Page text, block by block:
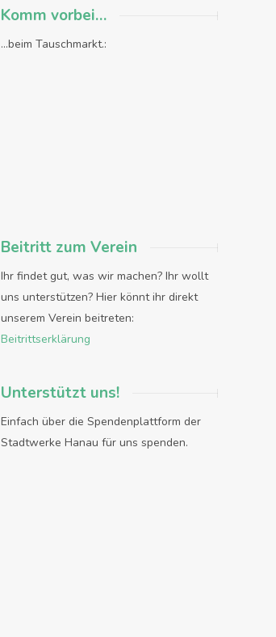
Komm vorbei…
...beim Tauschmarkt.:
Beitritt zum Verein
Ihr findet gut, was wir machen? Ihr wollt
uns unterstützen? Hier könnt ihr direkt
unserem Verein beitreten:
Beitrittserklärung
Unterstützt uns!
Einfach über die Spendenplattform der
Stadtwerke Hanau für uns spenden.